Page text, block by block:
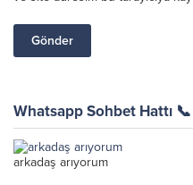
Whatsapp Sohbet Hattı
arkadaş arıyorum